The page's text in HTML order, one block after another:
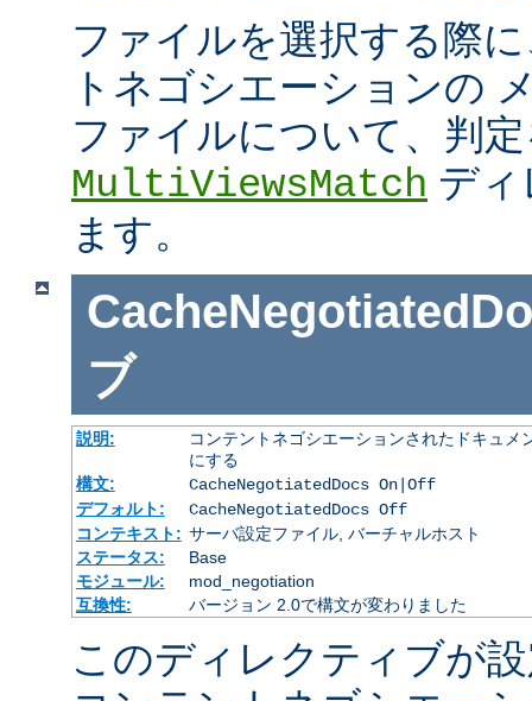
ファイルを選択する際
トネゴシエーションの
ファイルについて、判
MultiViewsMatch デ
ます。
ブ
説明:
コンテントネゴシエーションされたドキュ
にする
構文:
CacheNegotiatedDocs On|Off
デフォルト:
CacheNegotiatedDocs Off
コンテキスト: サーバ設定ファイル, バーチャルホスト
ステータス:
Base
モジュール:
mod_negotiation
互換性:
バージョン 2.0で構文が変わりました
このディレクティブが